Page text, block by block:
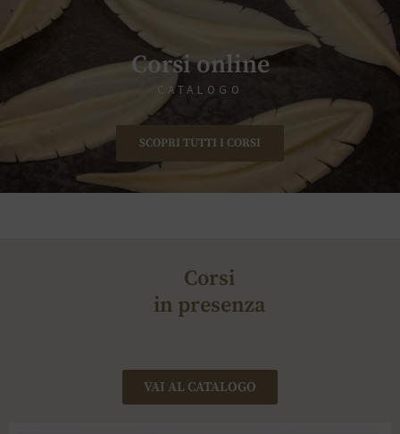
Corsi online
CATALOGO
SCOPRI TUTTI I CORSI
Corsi
in presenza
VAI AL CATALOGO